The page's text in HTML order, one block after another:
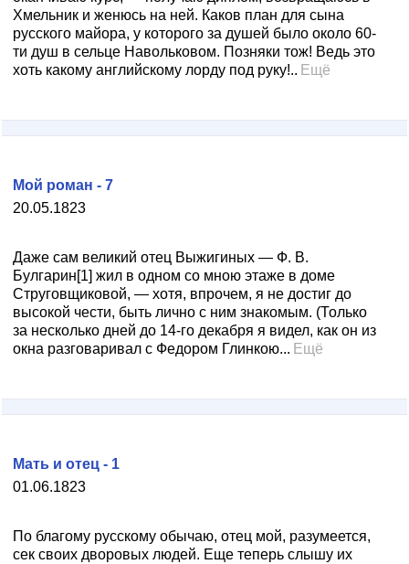
Хмельник и женюсь на ней. Каков план для сына
русского майора, у которого за душей было около 60-
ти душ в сельце Навольковом. Позняки тож! Ведь это
хоть какому английскому лорду под руку!.. Ещё
20.05.1823
Мой роман - 7
Даже сам великий отец Выжигиных — Ф. В.
Булгарин[1] жил в одном со мною этаже в доме
Струговщиковой, — хотя, впрочем, я не достиг до
высокой чести, быть лично с ним знакомым. (Только
за несколько дней до 14-го декабря я видел, как он из
окна разговаривал с Федором Глинкою... Ещё
01.06.1823
Мать и отец - 1
По благому русскому обычаю, отец мой, разумеется,
сек своих дворовых людей. Еще теперь слышу их